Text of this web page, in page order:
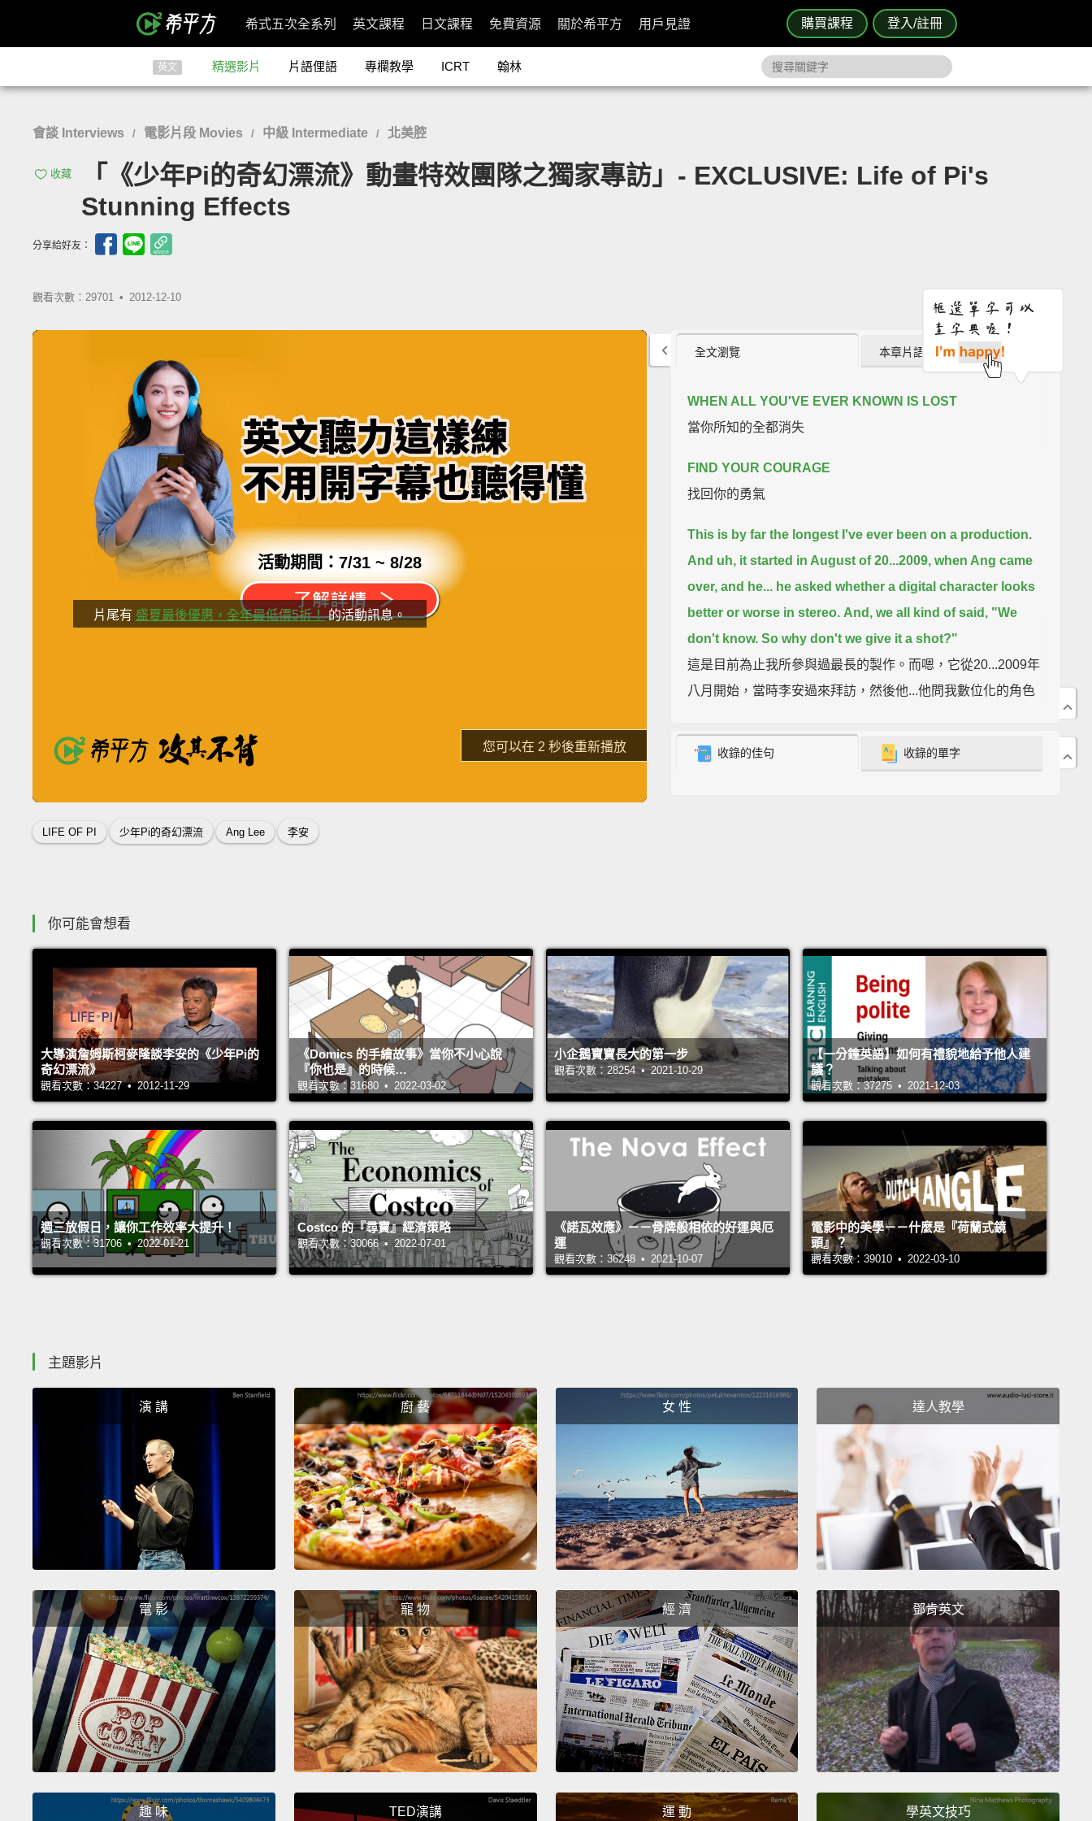
購買課程 登入/註冊
希式五次全系列 英文課程 日文課程 免費資源 關於希平方 用戶見證
英文 精選影片 片語俚語 專欄教學 ICRT 翰林
會談 Interviews / 電影片段 Movies / 中級 Intermediate / 北美腔
收藏
「《少年Pi的奇幻漂流》動畫特效團隊之獨家專訪」- EXCLUSIVE: Life of Pi's
Stunning Effects
分享給好友：
觀看次數：29701 • 2012-12-10
片尾有 盛夏最後優惠，全年最低價5折！的活動訊息。
活動期間：7/31 ~ 8/28
重新播放
你有高學歷，但面試卻講不好英文
你不覺得生氣嗎？
了解詳情
LIFE OF PI 少年Pi的奇幻漂流 Ang Lee 李安
全文瀏覽 本章片語 (0)
WHEN ALL YOU'VE EVER KNOWN IS LOST
當你所知的全都消失
FIND YOUR COURAGE
找回你的勇氣
This is by far the longest I've ever been on a production.
And uh, it started in August of 20...2009, when Ang came
over, and he... he asked whether a digital character looks
better or worse in stereo. And, we all kind of said, "We
don't know. So why don't we give it a shot?"
這是目前為止我所參與過最長的製作。而嗯，它從20...2009年
八月開始，當時李安過來拜訪，然後他...他問我數位化的角色
說：「我們不知道。所以為何不試試看呢？」
三的流程，真的...就在海洋之中進行拍攝。
So we had to find the way to deal with the ocean and then
the animals. Hmm...
Even we did...even though we did use
some practical tigers, there was no ways we're putting
even the trained tiger on the life raft with the actual actor.
would have
never flown with the insurance adjusters.
we had to make a digital tiger and make sure that it looked
as real as the back to back with the real thing.
所以我們必須找出方法來處理海洋，接著是動物。嗯...我們甚
至...雖然我們的確有使用一些真正的老虎，我們不可能有辦法
將甚至是經過訓練的老虎和真正的演員一起放在救生筏上。
The whale breach, it has a slightly overcranked feel, a
slight motion feel.
And again to get that weight into that
animal is...is tricky, and I think it works well.
me, it was just really important that we could feel an
animal weighing tons of pounds. And that it was powerful
enough to breach out of the water to that height,
just to fit
the drama and to make it spectacular.
鯨魚衝擊，有些許高速攝影的感覺，慢動作的感覺。再次強
調，將那樣的重量感加在動物身上...是很需要技巧的，而我覺
得它效果很好。你知道，對我而言，我們能夠感受到動物重達
數千磅(一噸為兩千磅)是非常重要的。而這力量強大，足以高
高的破水而出，以使它符合戲劇性及壯觀。
We just pushed the height of the jump, and the whale
comes out of the water completely, and it looks cool.
我們只是提高跳躍的高度，讓鯨魚完全跳出水面，這看起來很
酷。
收錄的佳句 收錄的單字
你可能會想看
大導演詹姆斯柯麥隆談李安的《少年Pi的
奇幻漂流》
觀看次數：34227 • 2012-11-29
《Domics 的手繪故事》當你不小心說
『你也是』的時候…
觀看次數：31680 • 2022-03-02
小企鵝寶寶長大的第一步
觀看次數：28254 • 2021-10-29
【一分鐘英語】如何有禮貌地給予他人建
議？
觀看次數：37275 • 2021-12-03
週三放假日，讓你工作效率大提升！
觀看次數：31706 • 2022-01-21
Costco 的『尋寶』經濟策略
觀看次數：30066 • 2022-07-01
《諾瓦效應》－－骨牌般相依的好運與厄
運
觀看次數：36248 • 2021-10-07
電影中的美學－－什麼是『荷蘭式鏡
頭』？
觀看次數：39010 • 2022-03-10
主題影片
演 講 廚 藝 女 性 達人教學
電 影 寵 物 經 濟 鄧肯英文
趣 味 TED演講 運 動 學英文技巧